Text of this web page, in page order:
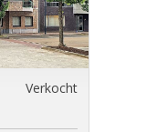
Verkocht